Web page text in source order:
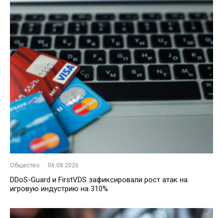
Общество · 06.08.2026
DDoS-Guard и FirstVDS зафиксировали рост атак на
игровую индустрию на 310%